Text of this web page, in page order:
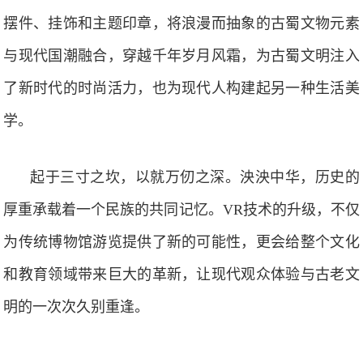
摆件、挂饰和主题印章，将浪漫而抽象的古蜀文物元素
与现代国潮融合，穿越千年岁月风霜，为古蜀文明注入
了新时代的时尚活力，也为现代人构建起另一种生活美
学。
起于三寸之坎，以就万仞之深。泱泱中华，历史的
厚重承载着一个民族的共同记忆。VR技术的升级，不仅
为传统博物馆游览提供了新的可能性，更会给整个文化
和教育领域带来巨大的革新，让现代观众体验与古老文
明的一次次久别重逢。